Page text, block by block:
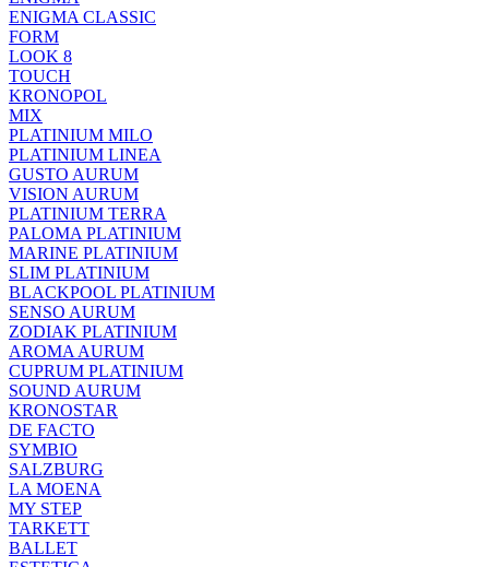
ENIGMA CLASSIC
FORM
LOOK 8
TOUCH
KRONOPOL
MIX
PLATINIUM MILO
PLATINIUM LINEA
GUSTO AURUM
VISION AURUM
PLATINIUM TERRA
PALOMA PLATINIUM
MARINE PLATINIUM
SLIM PLATINIUM
BLACKPOOL PLATINIUM
SENSO AURUM
ZODIAK PLATINIUM
AROMA AURUM
CUPRUM PLATINIUM
SOUND AURUM
KRONOSTAR
DE FACTO
SYMBIO
SALZBURG
LA MOENA
MY STEP
TARKETT
BALLET